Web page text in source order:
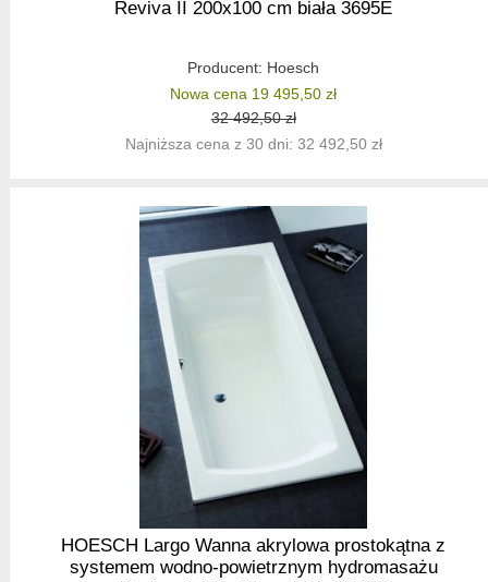
Reviva II 200x100 cm biała 3695E
Producent: Hoesch
Nowa cena 19 495,50 zł
32 492,50 zł
Najniższa cena z 30 dni: 32 492,50 zł
HOESCH Largo Wanna akrylowa prostokątna z
systemem wodno-powietrznym hydromasażu